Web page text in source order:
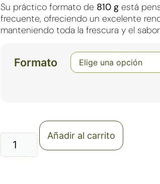
Su práctico formato de 810 g está
frecuente, ofreciendo un excelente
manteniendo toda la frescura y el
Formato
Añadir al carrito